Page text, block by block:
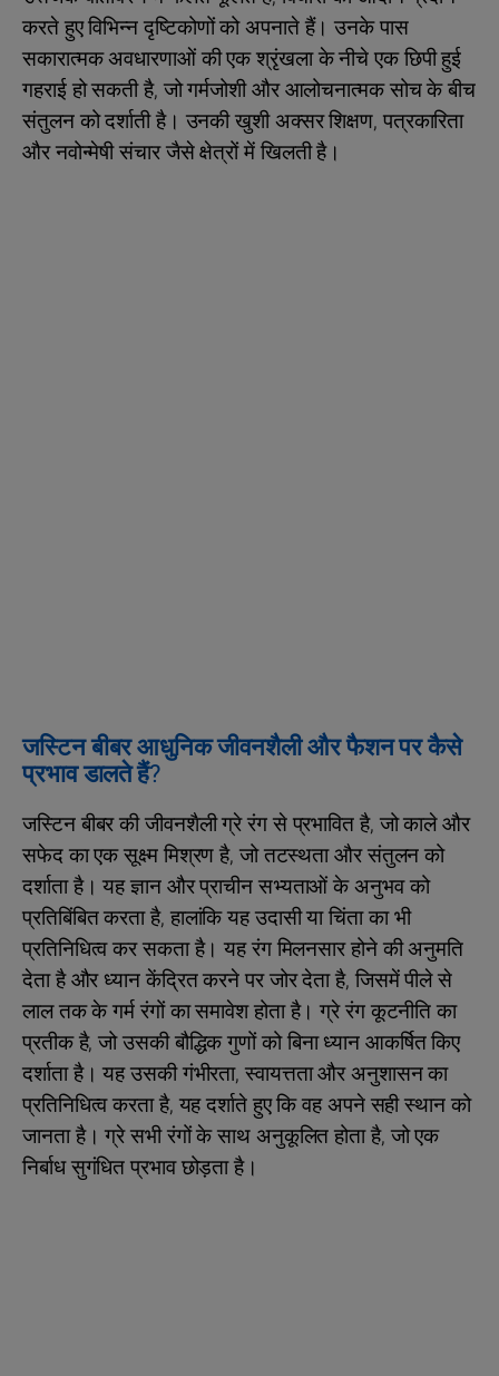
करते हुए विभिन्न दृष्टिकोणों को अपनाते हैं। उनके पास
सकारात्मक अवधारणाओं की एक श्रृंखला के नीचे एक छिपी हुई
गहराई हो सकती है, जो गर्मजोशी और आलोचनात्मक सोच के बीच
संतुलन को दर्शाती है। उनकी खुशी अक्सर शिक्षण, पत्रकारिता
और नवोन्मेषी संचार जैसे क्षेत्रों में खिलती है।
जस्टिन बीबर आधुनिक जीवनशैली और फैशन पर कैसे
प्रभाव डालते हैं?
जस्टिन बीबर की जीवनशैली ग्रे रंग से प्रभावित है, जो काले और
सफेद का एक सूक्ष्म मिश्रण है, जो तटस्थता और संतुलन को
दर्शाता है। यह ज्ञान और प्राचीन सभ्यताओं के अनुभव को
प्रतिबिंबित करता है, हालांकि यह उदासी या चिंता का भी
प्रतिनिधित्व कर सकता है। यह रंग मिलनसार होने की अनुमति
देता है और ध्यान केंद्रित करने पर जोर देता है, जिसमें पीले से
लाल तक के गर्म रंगों का समावेश होता है। ग्रे रंग कूटनीति का
प्रतीक है, जो उसकी बौद्धिक गुणों को बिना ध्यान आकर्षित किए
दर्शाता है। यह उसकी गंभीरता, स्वायत्तता और अनुशासन का
प्रतिनिधित्व करता है, यह दर्शाते हुए कि वह अपने सही स्थान को
जानता है। ग्रे सभी रंगों के साथ अनुकूलित होता है, जो एक
निर्बाध सुगंधित प्रभाव छोड़ता है।